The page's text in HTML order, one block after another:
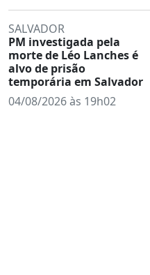
SALVADOR
PM investigada pela
morte de Léo Lanches é
alvo de prisão
temporária em Salvador
04/08/2026 às 19h02